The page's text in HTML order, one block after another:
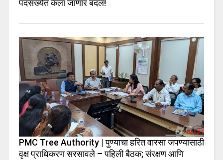
पदसंख्येत केला जाणार बदल!
PMC Tree Authority | पुण्याचा हरित वारसा जपण्यासाठी
वृक्ष प्राधिकरण सरसावले – पहिली बैठक; संरक्षण आणि